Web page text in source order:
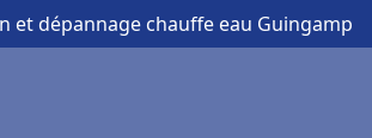
et dépannage chauffe eau Guingamp